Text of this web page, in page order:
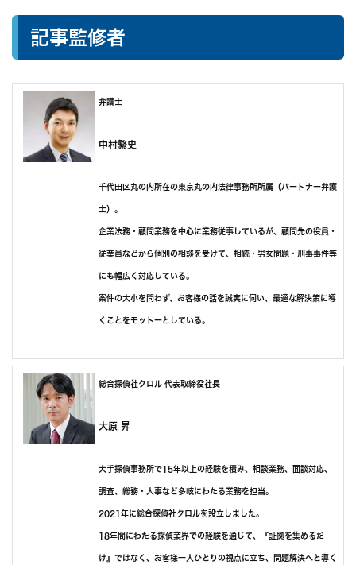
調査後の印象
依頼終了後は頼もしい弁護士さんまでご紹介いただき大変助かり
ました。
ば最後までスムーズに戦えると思います。
報告書も弁護士用と自分用の2冊用意して頂けました。
記事監修者
弁護士
中村繁史
千代田区丸の内所在の東京丸の内法律事務所所属（パートナー弁護
士）。
企業法務・顧問業務を中心に業務従事しているが、顧問先の役員・
従業員などから個別の相談を受けて、相続・男女問題・刑事事件等
にも幅広く対応している。
案件の大小を問わず、お客様の話を誠実に伺い、最適な解決策に導
くことをモットーとしている。
総合探偵社クロル 代表取締役社長
大原 昇
大手探偵事務所で15年以上の経験を積み、相談業務、面談対応、
調査、総務・人事など多岐にわたる業務を担当。
2021年に総合探偵社クロルを設立しました。
18年間にわたる探偵業界での経験を通じて、『証拠を集めるだ
け』ではなく、お客様一人ひとりの視点に立ち、問題解決へと導く